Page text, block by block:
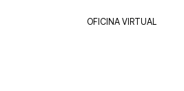
OFICINA VIRTUAL